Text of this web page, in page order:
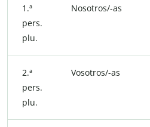
1.ª
pers.
plu.
Nosotros/-as
2.ª
pers.
plu.
Vosotros/-as